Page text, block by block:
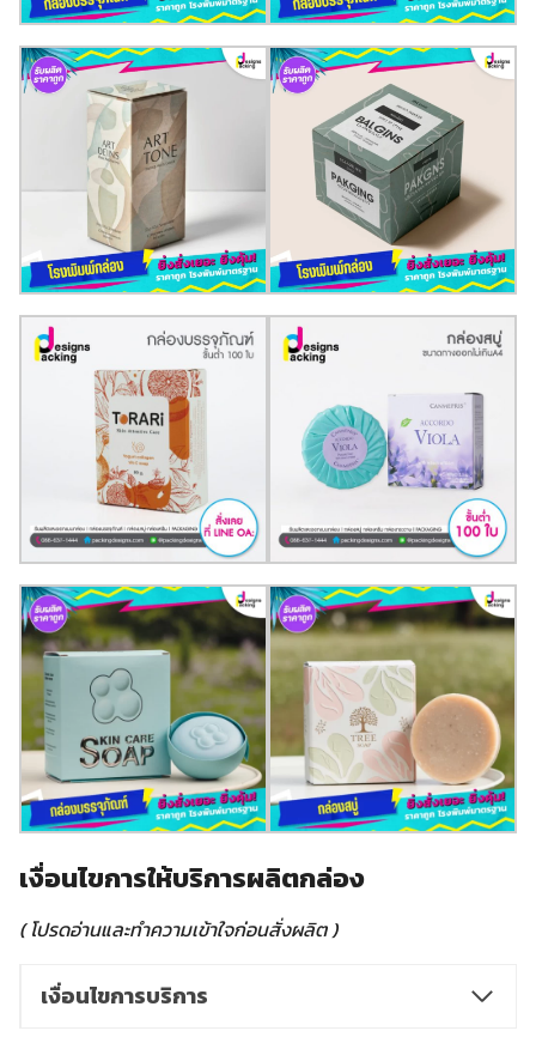
เงื่อนไขการให้บริการผลิตกล่อง
( โปรดอ่านและทำความเข้าใจก่อนสั่งผลิต )
เงื่อนไขการบริการ